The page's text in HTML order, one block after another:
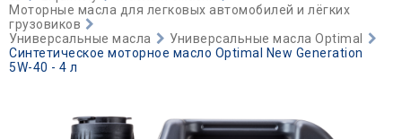
Моторные масла для легковых автомобилей и лёгких
грузовиков
Универсальные масла
Универсальные масла Optimal
Синтетическое моторное масло Optimal New Generation
5W-40 - 4 л